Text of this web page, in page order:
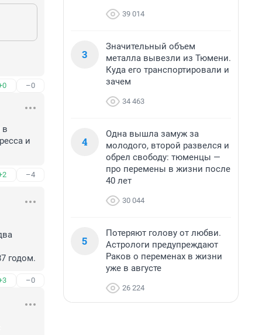
–0
в
и
–4
годом.
–0
39 014
3
Значительный объем
металла вывезли из Тюмени.
Куда его транспортировали и
зачем
34 463
4
Одна вышла замуж за
молодого, второй развелся и
обрел свободу: тюменцы —
про перемены в жизни после
40 лет
30 044
5
Потеряют голову от любви.
Астрологи предупреждают
Раков о переменах в жизни
уже в августе
26 224